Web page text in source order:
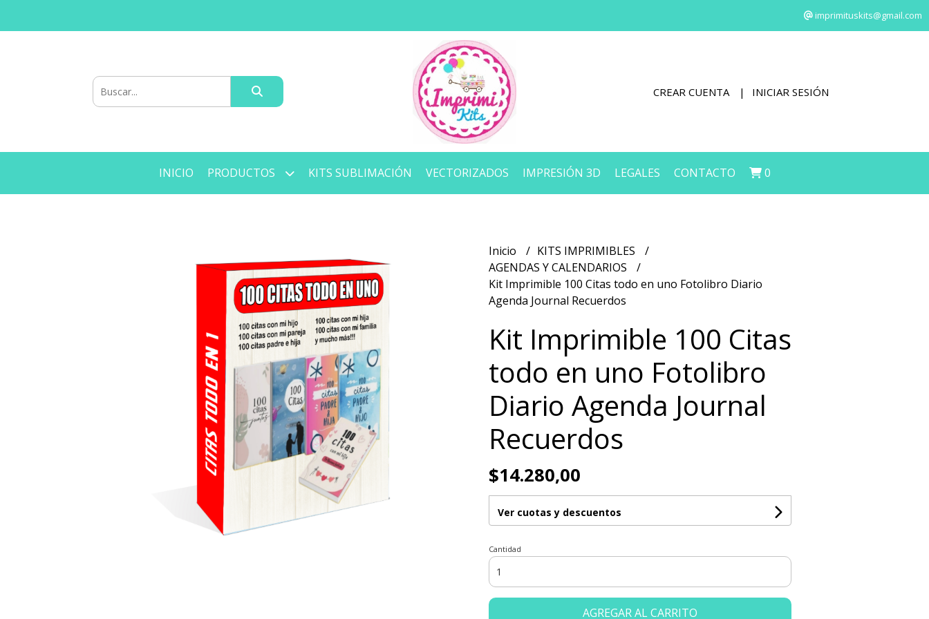
imprimituskits@gmail.com
CREAR CUENTA INICIAR SESIÓN
INICIO PRODUCTOS KITS SUBLIMACIÓN VECTORIZADOS IMPRESIÓN 3D LEGALES CONTACTO 0
Inicio
KITS IMPRIMIBLES
AGENDAS Y CALENDARIOS
Kit Imprimible 100 Citas todo en uno Fotolibro Diario
Agenda Journal Recuerdos
Kit Imprimible 100 Citas
todo en uno Fotolibro
Diario Agenda Journal
Recuerdos
$14.280,00
Ver cuotas y descuentos
Cantidad
AGREGAR AL CARRITO